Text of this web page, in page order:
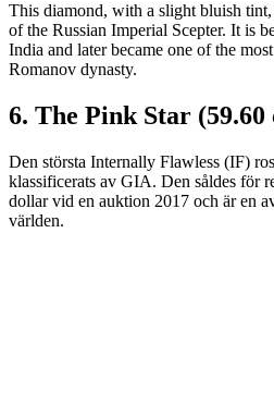
This diamond, with a slight bluish
of the Russian Imperial Scepter. It is
India and later became one of the
Romanov dynasty.
6. The Pink Star (59.60
Den största Internally Flawless (IF)
klassificerats av GIA. Den såldes för
dollar vid en auktion 2017 och är en
världen.